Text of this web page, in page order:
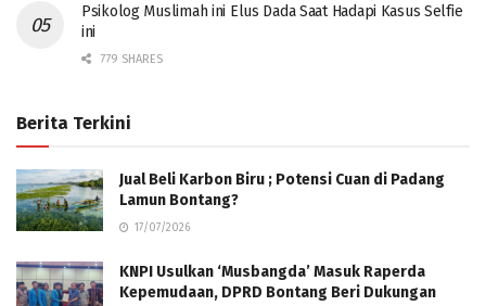
Psikolog Muslimah ini Elus Dada Saat Hadapi Kasus Selfie
ini
779 SHARES
Berita Terkini
Jual Beli Karbon Biru ; Potensi Cuan di Padang
Lamun Bontang?
17/07/2026
KNPI Usulkan ‘Musbangda’ Masuk Raperda
Kepemudaan, DPRD Bontang Beri Dukungan